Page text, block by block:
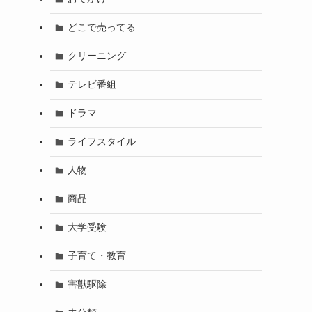
どこで売ってる
クリーニング
テレビ番組
ドラマ
ライフスタイル
人物
商品
大学受験
子育て・教育
害獣駆除